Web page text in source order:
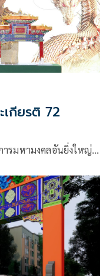
กียรติ 72
การมหามงคลอันยิ่งใหญ่…